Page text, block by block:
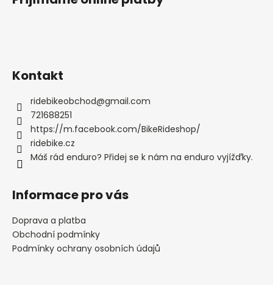
Kontakt
ridebikeobchod@gmail.com
721688251
https://m.facebook.com/BikeRideshop/
ridebike.cz
Máš rád enduro? Přidej se k nám na enduro vyjížďky.
Informace pro vás
Doprava a platba
Obchodní podmínky
Podmínky ochrany osobních údajů